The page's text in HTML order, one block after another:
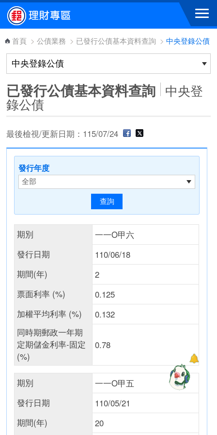
跳到主要內容區塊
首頁 > 公債業務 > 已發行公債基本資料查詢 > 中央登錄公債
已發行公債基本資料查詢 中央登
錄公債
最後檢視/更新日期：115/07/24
發行年度
期別
一一O甲六
發行日期
110/06/18
期間(年)
2
票面利率 (%)
0.125
加權平均利率 (%)
0.132
同時期郵政一年期
定期儲金利率-固定
(%)
0.78
期別
一一O甲五
發行日期
110/05/21
期間(年)
20